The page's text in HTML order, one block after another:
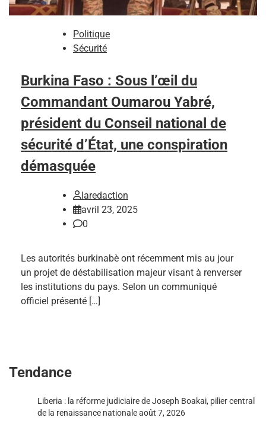
Politique
Sécurité
Burkina Faso : Sous l’œil du
Commandant Oumarou Yabré,
président du Conseil national de
sécurité d’État, une conspiration
démasquée
laredaction
avril 23, 2025
0
Les autorités burkinabè ont récemment mis au jour
un projet de déstabilisation majeur visant à renverser
les institutions du pays. Selon un communiqué
officiel présenté […]
Tendance
Liberia : la réforme judiciaire de Joseph Boakai, pilier central
de la renaissance nationaleaoût 7, 2026